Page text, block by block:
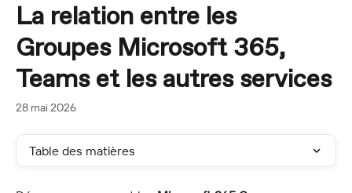
La relation entre les
Groupes Microsoft 365,
Teams et les autres services
28 mai 2026
Table des matières